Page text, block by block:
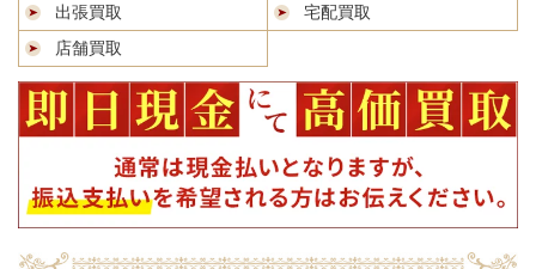
出張買取
宅配買取
店舗買取